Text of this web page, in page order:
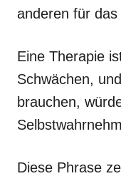
anderen für das
Eine Therapie
Schwächen,
brauchen,
Diese Phrase